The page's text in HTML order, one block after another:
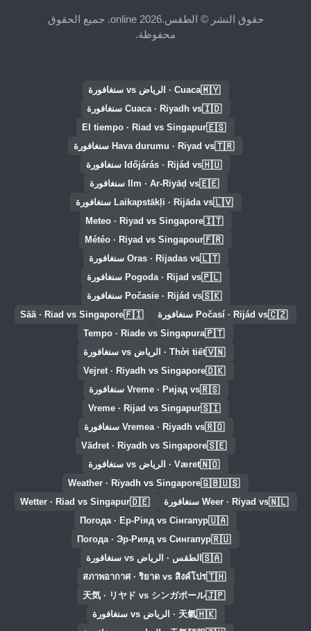
حقوق النشر © الطقس.online 2026. جميع الحقوق
محفوظة.
🇲🇾Cuaca · الرياض vs سنغافورة
🇮🇩Cuaca · Riyadh vs سنغافورة
🇪🇸
El tiempo · Riad vs Singapur
🇹🇷Hava durumu · Riyad vs سنغافورة
🇭🇺Időjárás · Rijád vs سنغافورة
🇪🇪Ilm · Ar-Riyāḑ vs سنغافورة
🇱🇻Laikapstākļi · Rijāda vs سنغافورة
🇮🇹
Meteo · Riyad vs Singapore
🇫🇷
Météo · Riyad vs Singapour
🇱🇹Oras · Rijadas vs سنغافورة
🇵🇱Pogoda · Rijad vs سنغافورة
🇸🇰Počasie · Rijád vs سنغافورة
🇨🇿Počasí · Rijád vs سنغافورة 🇫🇮
Sää · Riad vs Singapore
🇵🇹
Tempo · Riade vs Singapura
🇻🇳Thời tiết · الرياض vs سنغافورة
🇩🇰
Vejret · Riyadh vs Singapore
🇷🇸Vreme · Ријад vs سنغافورة
🇸🇮
Vreme · Rijad vs Singapur
🇷🇴Vremea · Riyadh vs سنغافورة
🇸🇪
Vädret · Riyadh vs Singapore
🇳🇴Været · الرياض vs سنغافورة
🇬🇧🇺🇸
Weather · Riyadh vs Singapore
🇳🇱Weer · Riyad vs سنغافورة 🇩🇪
Wetter · Riad vs Singapur
🇺🇦
Погода · Ер-Ріяд vs Сінгапур
🇷🇺
Погода · Эр-Рияд vs Сингапур
🇸🇦 الطقس · الرياض vs سنغافورة
🇹🇭
สภาพอากาศ · ริยาด vs สิงค์โปร
🇯🇵
天気 · リヤド vs シンガポール
🇭🇰天氣 · الرياض vs سنغافورة